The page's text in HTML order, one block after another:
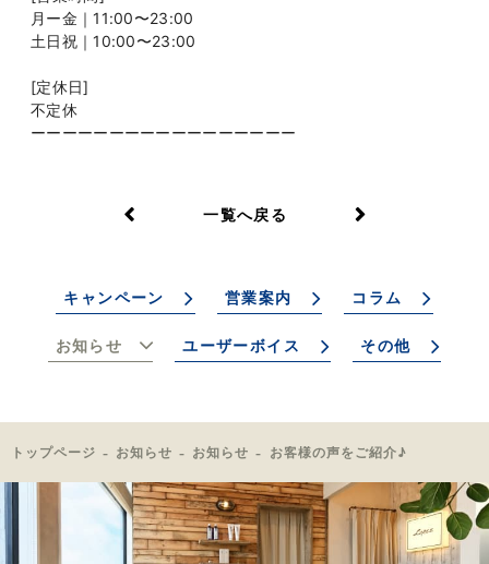
月ー金｜11:00〜23:00
土日祝｜10:00〜23:00
[定休日]
不定休
ーーーーーーーーーーーーーーーーー
一覧へ戻る
キャンペーン 営業案内 コラム
お知らせ ユーザーボイス その他
トップページ お知らせ お知らせ お客様の声をご紹介♪